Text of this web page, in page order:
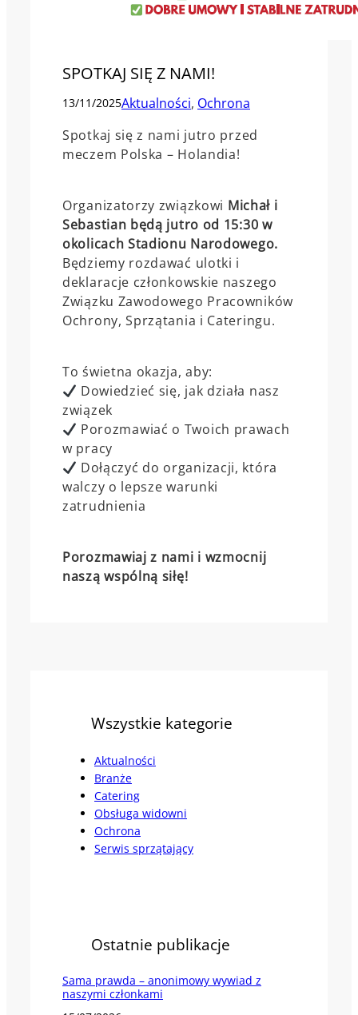
SPOTKAJ SIĘ Z NAMI!
13/11/2025Aktualności, Ochrona
Spotkaj się z nami jutro przed
meczem Polska – Holandia!
Organizatorzy związkowi Michał i
Sebastian będą jutro od 15:30 w
okolicach Stadionu Narodowego.
Będziemy rozdawać ulotki i
deklaracje członkowskie naszego
Związku Zawodowego Pracowników
Ochrony, Sprzątania i Cateringu.
To świetna okazja, aby:
Dowiedzieć się, jak działa nasz
związek
Porozmawiać o Twoich prawach
w pracy
Dołączyć do organizacji, która
walczy o lepsze warunki
zatrudnienia
Porozmawiaj z nami i wzmocnij
naszą wspólną siłę!
Wszystkie kategorie
Aktualności
Branże
Catering
Obsługa widowni
Ochrona
Serwis sprzątający
Ostatnie publikacje
Sama prawda – anonimowy wywiad z
naszymi członkami